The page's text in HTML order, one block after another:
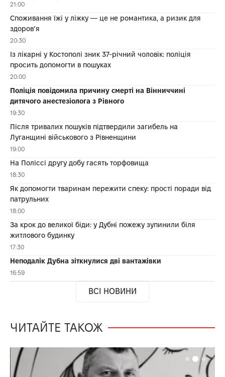
21:00
Споживання їжі у ліжку — це не романтика, а ризик для
здоров’я
20:30
Із лікарні у Костополі зник 37-річний чоловік: поліція
просить допомогти в пошуках
20:00
Поліція повідомила причину смерті на Вінниччині
дитячого анестезіолога з Рівного
19:30
Після тривалих пошуків підтвердили загибель на
Луганщині військового з Рівненщини
19:00
На Поліссі другу добу гасять торфовища
18:30
Як допомогти тваринам пережити спеку: прості поради від
патрульних
18:00
За крок до великої біди: у Дубні пожежу зупинили біля
житлового будинку
17:30
Неподалік Дубна зіткнулися дві вантажівки
16:59
ВСІ НОВИНИ
ЧИТАЙТЕ ТАКОЖ